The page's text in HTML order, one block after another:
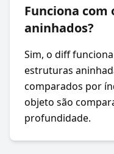
Funciona com
aninhados?
Sim, o diff
estruturas
comparados por
objeto são
profundidade.